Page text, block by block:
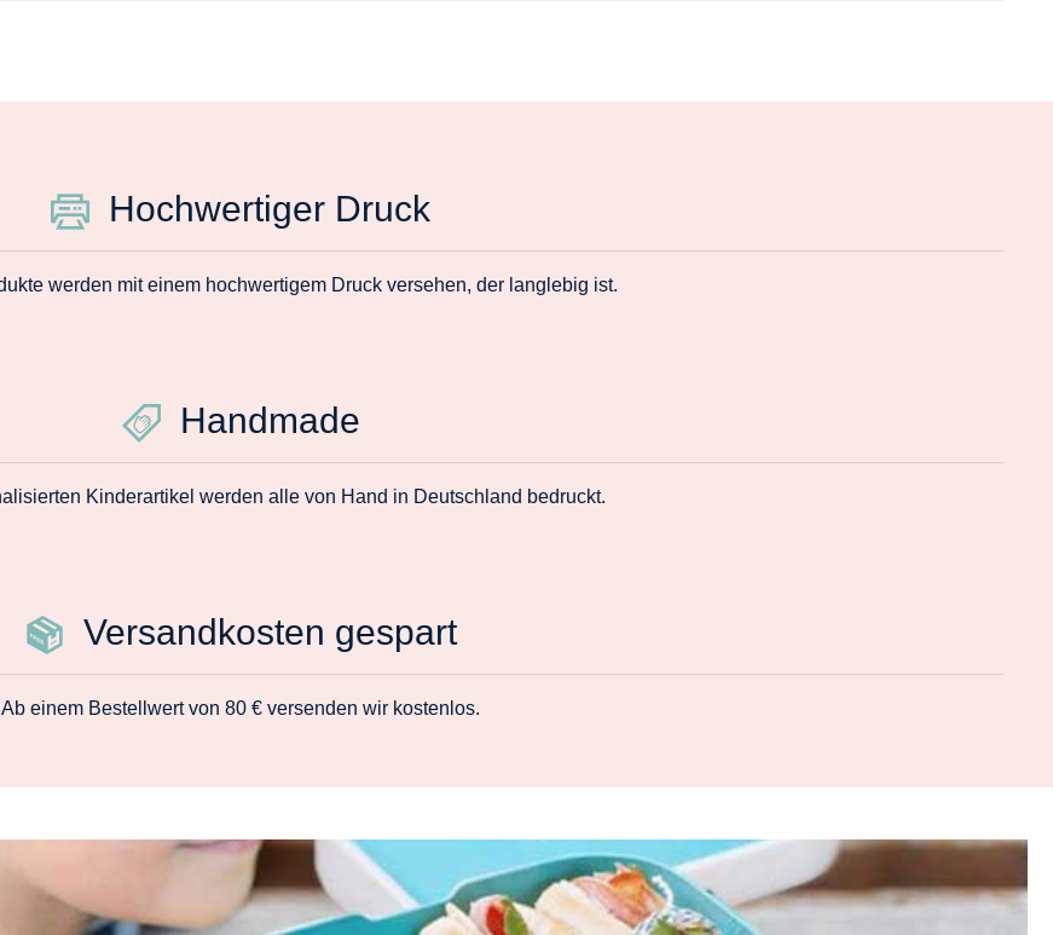
Hochwertiger Druck
werden mit einem hochwertigem Druck versehen, der langlebig ist.
Handmade
Kinderartikel werden alle von Hand in Deutschland bedruckt.
Versandkosten gespart
Ab einem Bestellwert von 80 € versenden wir kostenlos.